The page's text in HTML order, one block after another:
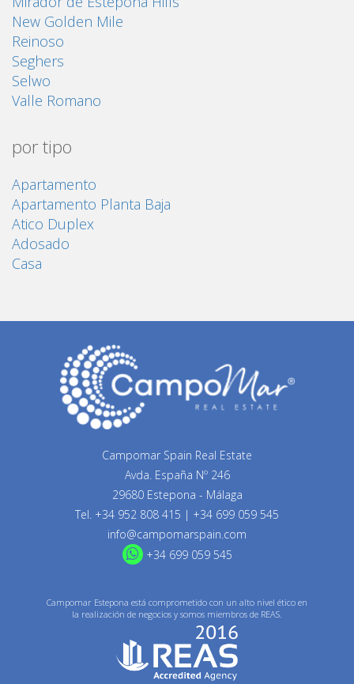
New Golden Mile
Reinoso
Seghers
Selwo
Valle Romano
por tipo
Apartamento
Apartamento Planta Baja
Atico Duplex
Adosado
Casa
Campomar Spain Real Estate
Avda. España Nº 246
29680 Estepona - Málaga
Tel. +34 952 808 415 | +34 699 059 545
info@campomarspain.com
+34 699 059 545
Campomar Estepona está comprometido con un alto nivel ético en
la realización de negocios y somos miembros de REAS.